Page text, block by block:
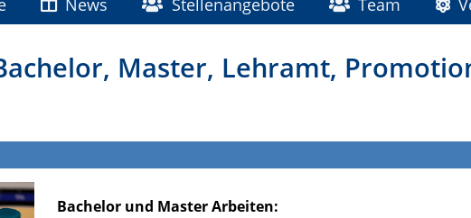
Master, Lehramt,
Bachelor und Master Arbeiten: